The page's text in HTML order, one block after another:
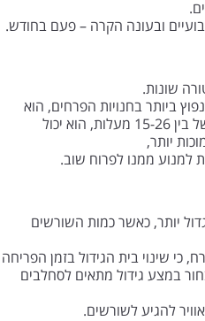
ובעונה הקרה – פעם בחודש.
שונות.
ביותר בחנויות הפרחים, הוא
סחלב שאוהב טמפרטורה מאוזנת של בין 15-26 מעלות, הוא יכול
יותר,
למנוע ממנו לפרוח שוב.
יותר, כאשר כמות השורשים
כי שינוי בית הגידול בזמן הפריחה
במצע גידול מתאים לסחלבים
להגיע לשורשים.